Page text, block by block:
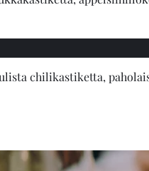
chilikastiketta,